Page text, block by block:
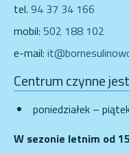
tel. 94 37 34 166
mobil: 502 188 102
e-mail:
Centrum czynne
poniedziałek –
W sezonie letnim od